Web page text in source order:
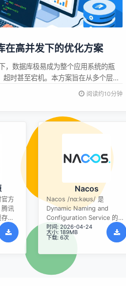
在高并发下的优化方案
，数据库极易成为整个应用系统的瓶
超时甚至宕机。本方案旨在从多个层面
、架构、硬件等）提供优化策略，以提
(最有效、成本最低) 2.1 避免慢查询
所有核心 SQL 的执行计划
阅读约10分钟
方
腾讯
服
云
安
Nacos
Nacos /nɑ:kəʊs/ 是
Dynamic Naming and
Configuration Service 的首
字母简称，一个易于构建 AI
Agent 应用的动态服务发
理平台。Nacos 致力于帮助
您发现、配置和管理微服务
及AI智能体应用。Nacos 提
时间: 2026-04-24
大小: 189MB
下载: 6次